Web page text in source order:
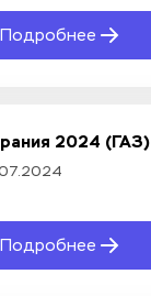
Подробнее
2024 (ГАЗ)
Подробнее